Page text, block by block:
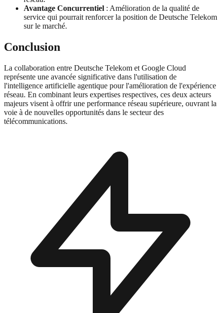
Avantage Concurrentiel : Amélioration de la qualité de
service qui pourrait renforcer la position de Deutsche Telekom
sur le marché.
Conclusion
La collaboration entre Deutsche Telekom et Google Cloud
représente une avancée significative dans l'utilisation de
l'intelligence artificielle agentique pour l'amélioration de l'expérience
réseau. En combinant leurs expertises respectives, ces deux acteurs
majeurs visent à offrir une performance réseau supérieure, ouvrant la
voie à de nouvelles opportunités dans le secteur des
télécommunications.